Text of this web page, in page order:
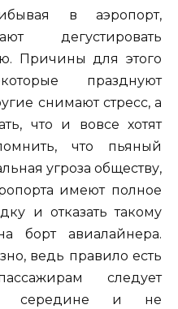
в аэропорт,
дегустировать
Причины для этого
празднуют
снимают стресс, а
что и вовсе хотят
что пьяный
угроза обществу,
имеют полное
и отказать такому
борт авиалайнера.
ведь правило есть
следует
середине и не